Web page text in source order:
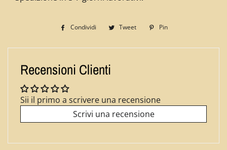
Condividi
Condividi
Facebook
Tweet
Twitta
Twitter
Pin
Pinterest
Recensioni Clienti
Sii il primo a scrivere una recensione
Scrivi una recensione